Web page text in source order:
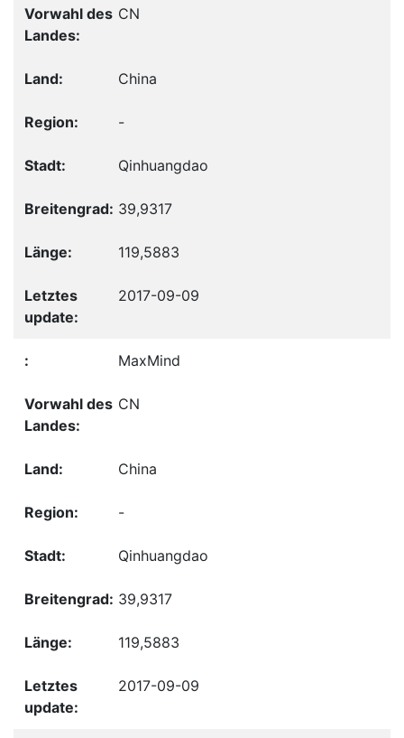
CN
China
-
Qinhuangdao
39,9317
119,5883
2017-09-09
MaxMind
CN
China
-
Qinhuangdao
39,9317
119,5883
2017-09-09